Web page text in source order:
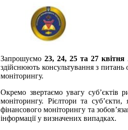
Запрошуємо23, 24, 25 та 27
здійснюють консультування з питань
моніторингу.
Окремо звертаємо увагу
моніторингу. Рієлтори та
фінансового моніторингу та
інформації у визначених випадках.